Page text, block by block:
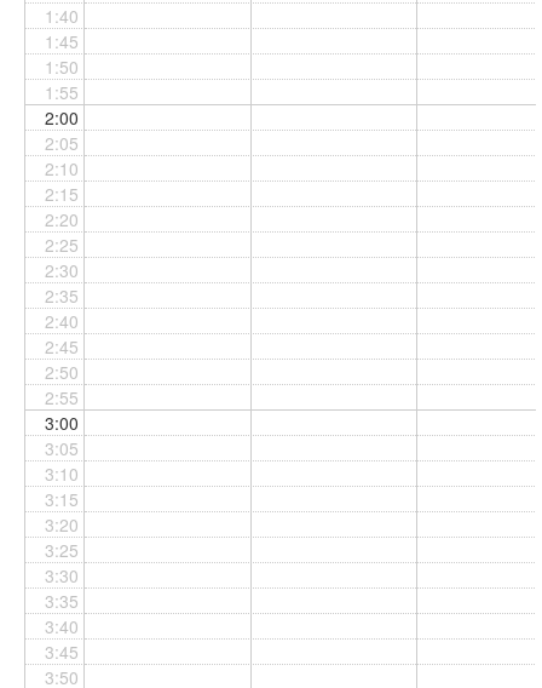
1:40
1:45
1:50
1:55
2:00
2:05
2:10
2:15
2:20
2:25
2:30
2:35
2:40
2:45
2:50
2:55
3:00
3:05
3:10
3:15
3:20
3:25
3:30
3:35
3:40
3:45
3:50